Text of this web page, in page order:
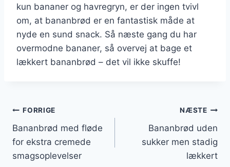
kun bananer og havregryn, er der ingen tvivl
om, at bananbrød er en fantastisk måde at
nyde en sund snack. Så næste gang du har
overmodne bananer, så overvej at bage et
lækkert bananbrød – det vil ikke skuffe!
Indlægsnavigation
FORRIGE
Bananbrød med fløde
for ekstra cremede
smagsoplevelser
NÆSTE
Bananbrød uden
sukker men stadig
lækkert